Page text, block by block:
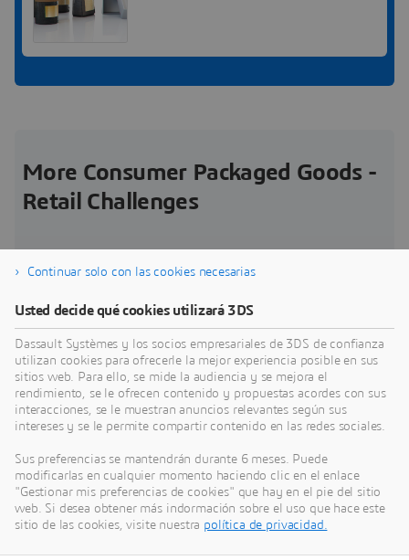
More Consumer Packaged Goods -
Retail Challenges
Los inversores ejercen una presión cada vez mayor
para que las empresas logren un crecimiento
sostenible y aumenten los beneficios con los
mismos o incluso con menos recursos
Challenge
Continuar solo con las cookies necesarias
Usted decide qué cookies utilizará 3DS
Dassault Systèmes y los socios empresariales de 3DS de confianza
utilizan cookies para ofrecerle la mejor experiencia posible en sus
sitios web. Para ello, se mide la audiencia y se mejora el
rendimiento, se le ofrecen contenido y propuestas acordes con sus
interacciones, se le muestran anuncios relevantes según sus
intereses y se le permite compartir contenido en las redes sociales.
Sus preferencias se mantendrán durante 6 meses. Puede
modificarlas en cualquier momento haciendo clic en el enlace
"Gestionar mis preferencias de cookies" que hay en el pie del sitio
web. Si desea obtener más indormación sobre el uso que hace este
sitio de las cookies, visite nuestra política de privacidad.